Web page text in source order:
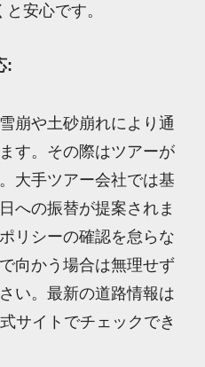
安心です。
:
崩や土砂崩れにより通
す。その際はツアーが
大手ツアー会社では基
への振替が提案されま
リシーの確認を怠らな
向かう場合は無理せず
い。最新の道路情報は
サイトでチェックでき